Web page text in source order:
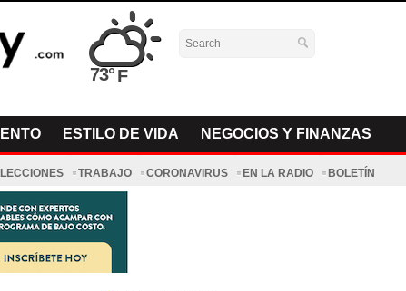
73°
ESTILO DE VIDA NEGOCIOS Y FINANZAS
TRABAJO CORONAVIRUS EN LA RADIO BOLETÍN